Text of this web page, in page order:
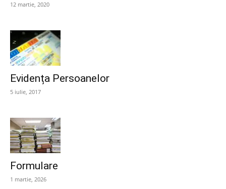
12 martie, 2020
Evidența Persoanelor
5 iulie, 2017
Formulare
1 martie, 2026